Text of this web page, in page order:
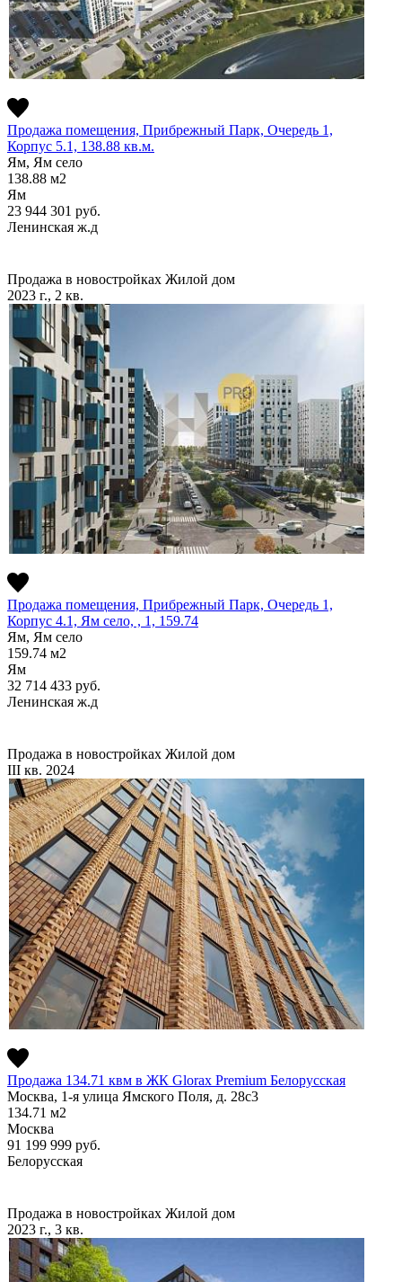
Продажа помещения, Прибрежный Парк, Очередь 1,
Корпус 5.1, 138.88 кв.м.
Ям, Ям село
138.88 м2
Ям
23 944 301 руб.
Ленинская ж.д
Продажа в новостройках Жилой дом
2023 г., 2 кв.
Продажа помещения, Прибрежный Парк, Очередь 1,
Корпус 4.1, Ям село, , 1, 159.74
Ям, Ям село
159.74 м2
Ям
32 714 433 руб.
Ленинская ж.д
Продажа в новостройках Жилой дом
III кв. 2024
Продажа 134.71 квм в ЖК Glorax Premium Белорусская
Москва, 1-я улица Ямского Поля, д. 28с3
134.71 м2
Москва
91 199 999 руб.
Белорусская
Продажа в новостройках Жилой дом
2023 г., 3 кв.